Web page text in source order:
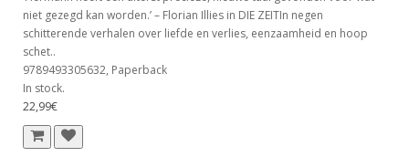
niet gezegd kan worden.’ – Florian Illies in DIE ZEITIn negen
schitterende verhalen over liefde en verlies, eenzaamheid en hoop
schet..
9789493305632, Paperback
In stock.
22,99€